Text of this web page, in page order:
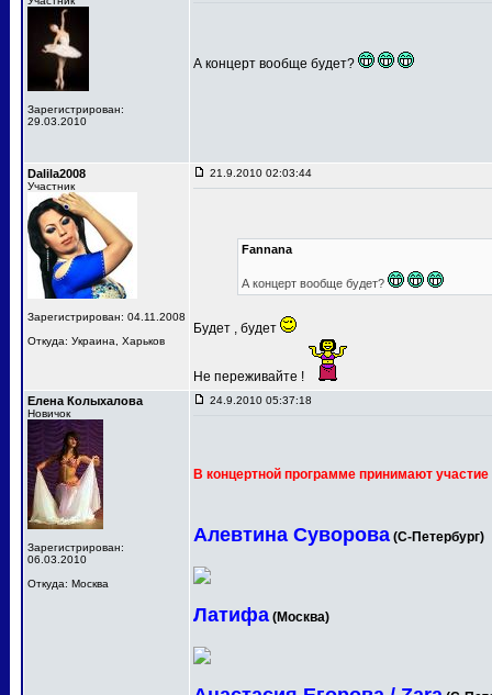
Зарегистрирован:
29.03.2010
А концерт вообще будет?
Dalila2008
Участник
Зарегистрирован: 04.11.2008
Откуда: Украина, Харьков
21.9.2010 02:03:44
Fannana
А концерт вообще будет?
Будет , будет
Не переживайте !
Елена Колыхалова
Новичок
Зарегистрирован:
06.03.2010
Откуда: Москва
24.9.2010 05:37:18
В концертной программе принимают участие
Алевтина Суворова (С-Петербург)
Латифа (Москва)